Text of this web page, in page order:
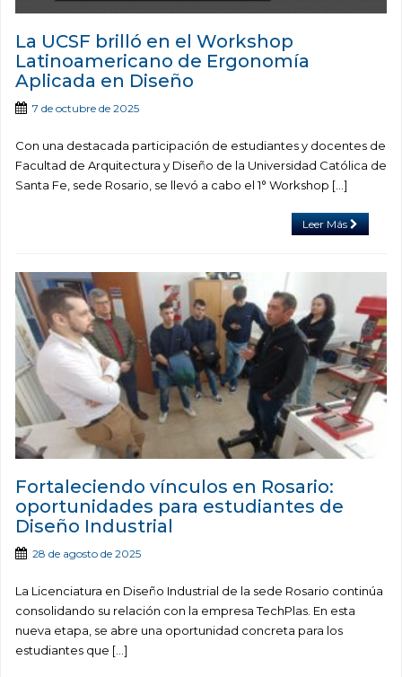
La UCSF brilló en el Workshop
Latinoamericano de Ergonomía
Aplicada en Diseño
7 de octubre de 2025
Con una destacada participación de estudiantes y docentes de
Facultad de Arquitectura y Diseño de la Universidad Católica de
Santa Fe, sede Rosario, se llevó a cabo el 1° Workshop […]
Leer Más
Fortaleciendo vínculos en Rosario:
oportunidades para estudiantes de
Diseño Industrial
28 de agosto de 2025
La Licenciatura en Diseño Industrial de la sede Rosario continúa
consolidando su relación con la empresa TechPlas. En esta
nueva etapa, se abre una oportunidad concreta para los
estudiantes que […]